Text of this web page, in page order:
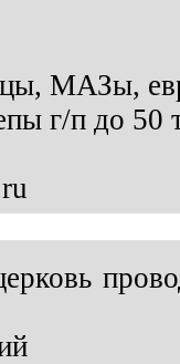
МАЗы,
г/п до 50